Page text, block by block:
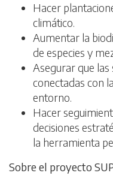
Hacer
climático.
Aumentar la
de especies y
Asegurar que
conectadas con
entorno.
Hacer
decisiones
la herramienta
Sobre el proyecto